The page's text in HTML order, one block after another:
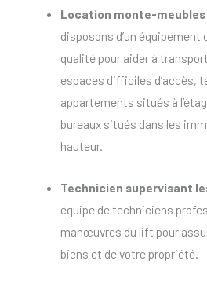
Location monte-
disposons d’un équipement
qualité pour aider à
espaces difficiles d’accès,
appartements situés à
bureaux situés dans les
hauteur.
Technicien supervisant
équipe de techniciens
manœuvres du lift pour
biens et de votre propriété.